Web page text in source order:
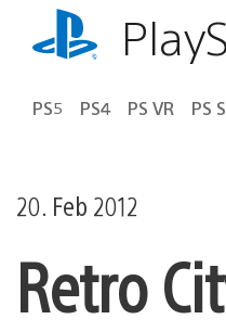
playstation.com
PS5 PS4 PS VR PS
20. Feb 2012
Retro